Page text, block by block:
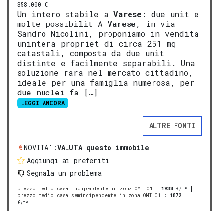
358.000 €
Un intero stabile a Varese : due unit e
molte possibilit A Varese, in via
Sandro Nicolini, proponiamo in vendita
unintera propriet di circa 251 mq
catastali, composta da due unit
distinte e facilmente separabili. Una
soluzione rara nel mercato cittadino,
ideale per una famiglia numerosa, per
due nuclei fa […]
LEGGI ANCORA
ALTRE FONTI
NOVITA':VALUTA questo immobile
Aggiungi ai preferiti
Segnala un problema
prezzo medio casa indipendente in zona OMI C1 : 1938 €/m²
prezzo medio casa semindipendente in zona OMI C1
: 1872
€/m²